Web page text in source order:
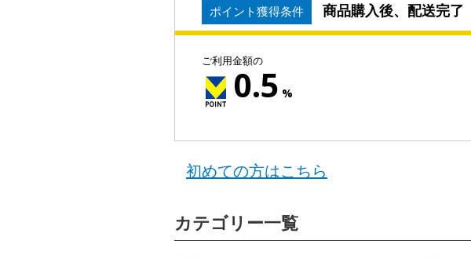
ポイント獲得条件 商品購入後、配送完了
ご利用金額の
0.5 %
初めての方はこちら
カテゴリー一覧